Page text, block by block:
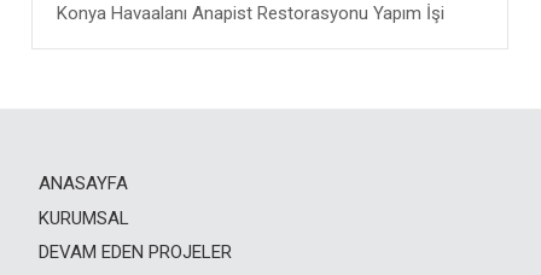
Konya Havaalanı Anapist Restorasyonu Yapım İşi
ANASAYFA
KURUMSAL
DEVAM EDEN PROJELER